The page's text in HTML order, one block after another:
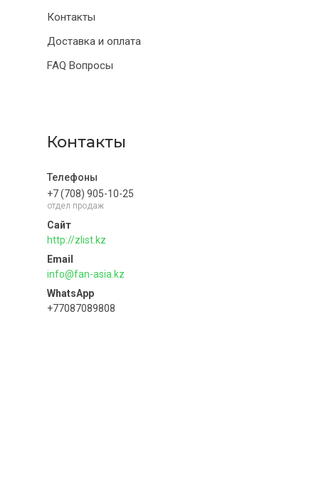
Контакты
Доставка и оплата
FAQ Вопросы
Контакты
+7 (708) 905-10-25
отдел продаж
http://zlist.kz
info@fan-asia.kz
+77087089808